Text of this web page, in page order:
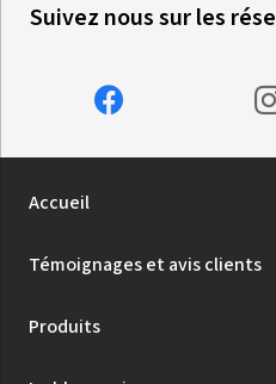
Suivez nous sur les
Accueil
Témoignages et avis clients
Produits